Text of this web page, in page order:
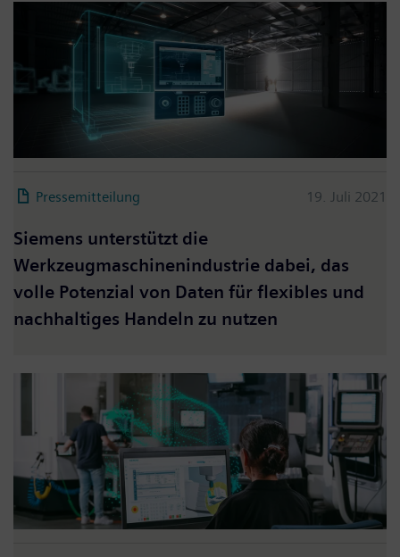
Pressemitteilung 19. Juli 2021
Siemens unterstützt die
Werkzeugmaschinenindustrie dabei, das
volle Potenzial von Daten für flexibles und
nachhaltiges Handeln zu nutzen